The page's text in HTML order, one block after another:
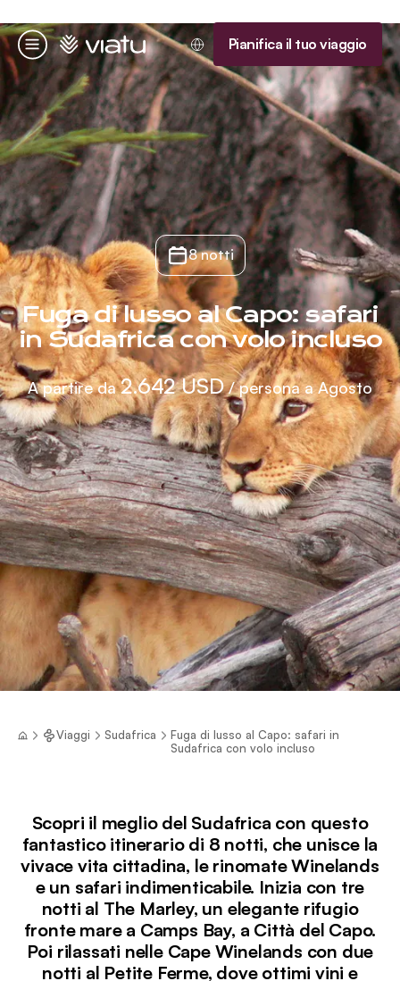
Menu
Homepage Pianifica il tuo viaggio
8 notti
Fuga di lusso al Capo: safari
in Sudafrica con volo incluso
A partire da2.642 USD/ persona a Agosto
Viaggi Sudafrica
Fuga di lusso al Capo: safari in
Sudafrica con volo incluso
Scopri il meglio del Sudafrica con questo
fantastico itinerario di 8 notti, che unisce la
vivace vita cittadina, le rinomate Winelands
e un safari indimenticabile. Inizia con tre
notti al The Marley, un elegante rifugio
fronte mare a Camps Bay, a Città del Capo.
Poi rilassati nelle Cape Winelands con due
notti al Petite Ferme, dove ottimi vini e